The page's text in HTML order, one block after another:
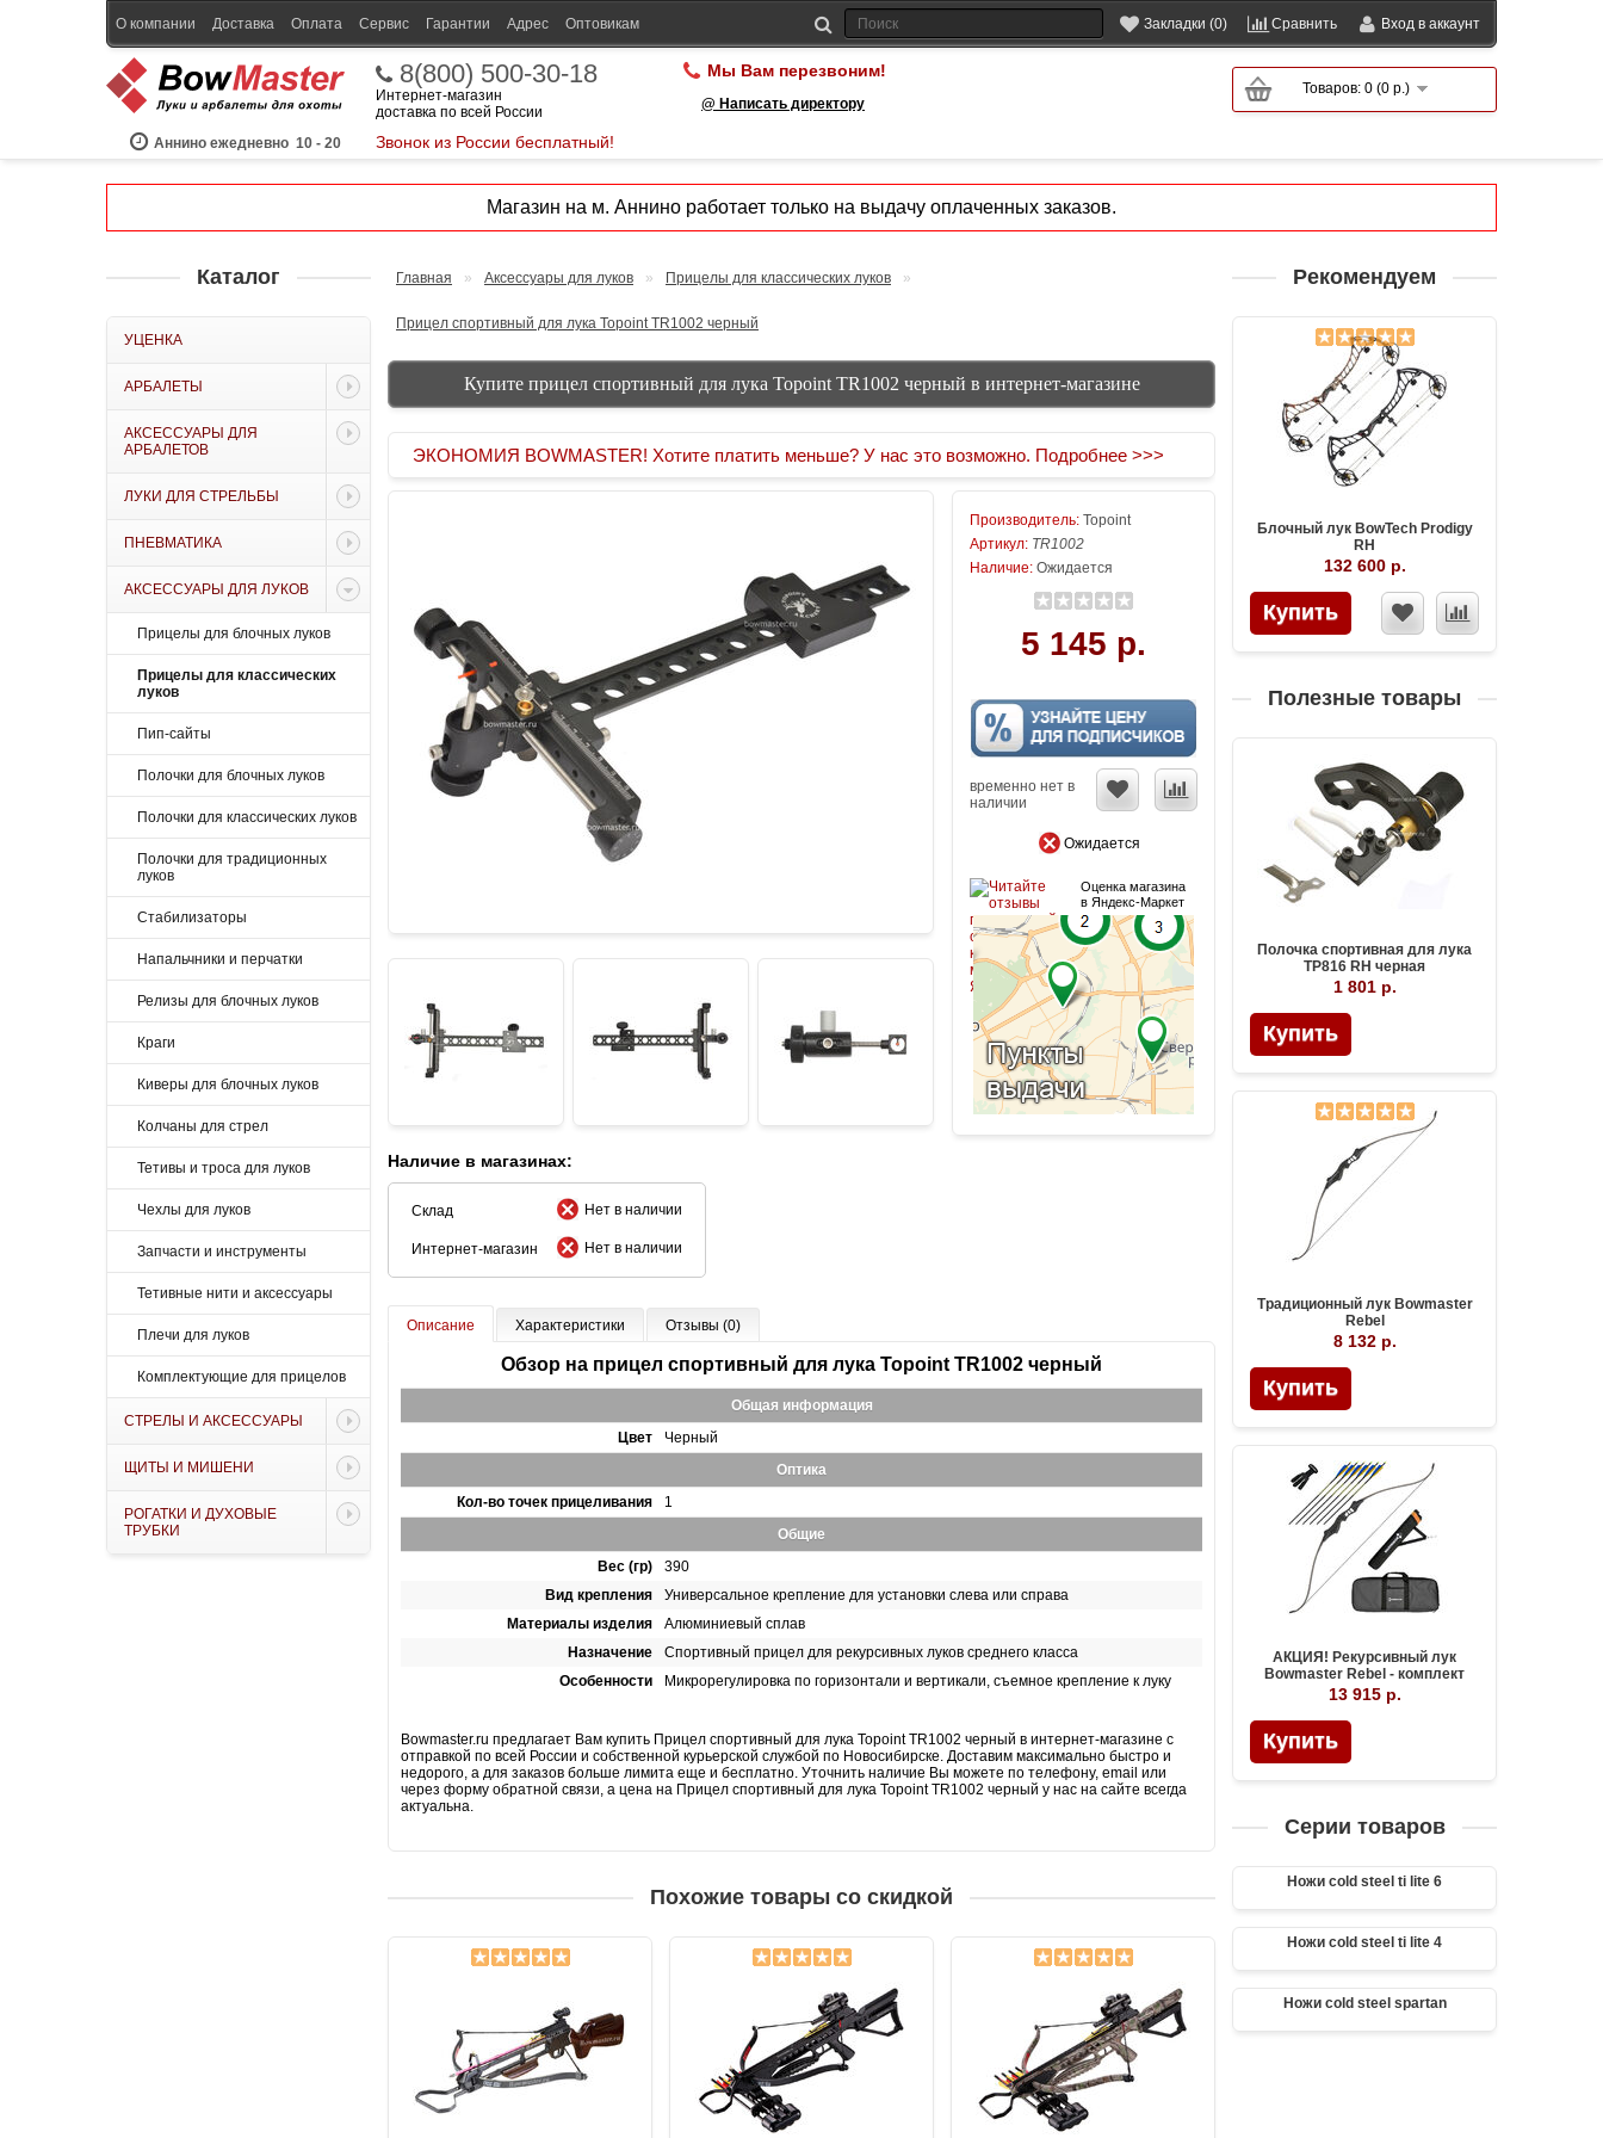
Закладки (0) Сравнить Вход в аккаунт
О компании Доставка Оплата Сервис Гарантии Адрес Оптовикам
Аннино ежедневно 10 - 20
8(800) 500-30-18
Интернет-магазин
доставка по всей России
Звонок из России бесплатный!
Мы Вам перезвоним!
@ Написать директору
Товаров: 0 (0 р.)
Магазин на м. Аннино работает только на выдачу оплаченных заказов.
Каталог
УЦЕНКА
АРБАЛЕТЫ
АКСЕССУАРЫ ДЛЯ
АРБАЛЕТОВ
ЛУКИ ДЛЯ СТРЕЛЬБЫ
ПНЕВМАТИКА
АКСЕССУАРЫ ДЛЯ ЛУКОВ
Прицелы для блочных луков
Прицелы для классических
луков
Пип-сайты
Полочки для блочных луков
Полочки для классических луков
Полочки для традиционных
луков
Стабилизаторы
Напальчники и перчатки
Релизы для блочных луков
Краги
Киверы для блочных луков
Колчаны для стрел
Тетивы и троса для луков
Чехлы для луков
Запчасти и инструменты
Тетивные нити и аксессуары
Плечи для луков
Комплектующие для прицелов
СТРЕЛЫ И АКСЕССУАРЫ
ЩИТЫ И МИШЕНИ
РОГАТКИ И ДУХОВЫЕ
ТРУБКИ
Рекомендуем
Блочный лук BowTech Prodigy
RH
132 600 р.
Купить
Полезные товары
Полочка спортивная для лука
TP816 RH черная
1 801 р.
Купить
Традиционный лук Bowmaster
Rebel
8 132 р.
Купить
АКЦИЯ! Рекурсивный лук
Bowmaster Rebel - комплект
13 915 р.
Купить
Серии товаров
Ножи cold steel ti lite 6
Ножи cold steel ti lite 4
Ножи cold steel spartan
Главная » Аксессуары для луков » Прицелы для классических луков »
Прицел спортивный для лука Topoint TR1002 черный
Купите прицел спортивный для лука Topoint TR1002 черный в интернет-магазине
ЭКОНОМИЯ BOWMASTER! Хотите платить меньше? У нас это возможно. Подробнее >>>
Наличие в магазинах:
Склад Нет в наличии
Интернет-магазин Нет в наличии
Производитель: Topoint
Артикул: TR1002
Наличие: Ожидается
5 145 р.
временно нет в
наличии
Ожидается
Оценка магазина
в Яндекс-Маркет
Описание Характеристики Отзывы (0)
Обзор на прицел спортивный для лука Topoint TR1002 черный
Общая информация
Цвет
Черный
Оптика
Кол-во точек прицеливания
1
Общие
Вес (гр)
390
Вид крепления
Универсальное крепление для установки слева или справа
Материалы изделия
Алюминиевый сплав
Назначение
Спортивный прицел для рекурсивных луков среднего класса
Особенности
Микрорегулировка по горизонтали и вертикали, съемное крепление к луку
Bowmaster.ru предлагает Вам купить Прицел спортивный для лука Topoint TR1002 черный в интернет-магазине с
отправкой по всей России и собственной курьерской службой по Новосибирске. Доставим максимально быстро и
недорого, а для заказов больше лимита еще и бесплатно. Уточнить наличие Вы можете по телефону, email или
через форму обратной связи, а цена на Прицел спортивный для лука Topoint TR1002 черный у нас на сайте всегда
актуальна.
Похожие товары со скидкой